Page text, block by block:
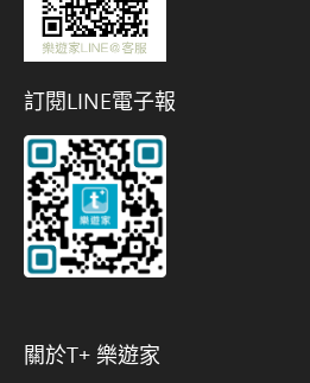
訂閱LINE電子報
關於t+ 樂遊家